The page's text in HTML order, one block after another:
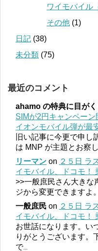
ワイモバイル
その他 (1)
日記 (38)
未分類 (75)
最近のコメント
ahamo の特典に目が
SIMが2円キャンペー
イオンモバイル弾が最
旧い記事に今更で申し
は MNP が主題とお察
リーマン on ２５日 ラ
イモバイル、ドコモ！
>>一般庶民さん大きな
ジから変更できますよ。
一般庶民 on ２５日 ラ
イモバイル、ドコモ！
お世話になります。い
りがとうございます。
で...